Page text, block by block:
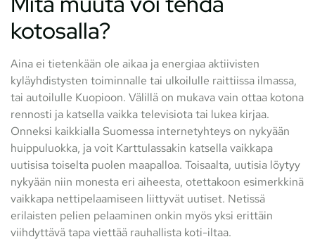
kotosalla?
Aina ei tietenkään ole aikaa ja energiaa aktiivisten
kyläyhdistysten toiminnalle tai ulkoilulle raittiissa ilmassa,
tai autoilulle Kuopioon. Välillä on mukava vain ottaa kotona
rennosti ja katsella vaikka televisiota tai lukea kirjaa.
Onneksi kaikkialla Suomessa internetyhteys on nykyään
huippuluokka, ja voit Karttulassakin katsella vaikkapa
uutisisa toiselta puolen maapalloa. Toisaalta, uutisia löytyy
nykyään niin monesta eri aiheesta, otettakoon esimerkkinä
vaikkapa nettipelaamiseen liittyvät uutiset. Netissä
erilaisten pelien pelaaminen onkin myös yksi erittäin
viihdyttävä tapa viettää rauhallista koti-iltaa.